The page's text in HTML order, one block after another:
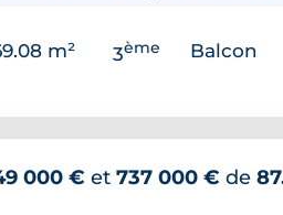
m² 3ème Balcon
000 € et 737 000 € de